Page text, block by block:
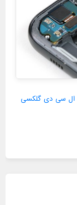
ال سی دی گلکسی